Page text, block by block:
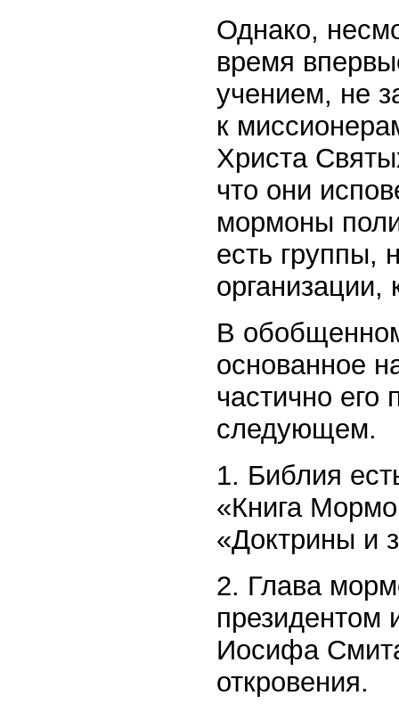
Однако,
время
учением, не
к
Христа
что они
мормоны
есть группы,
В
основанное
частично его
следующем.
1. Библия
«Книга
«Доктрины и
2. Глава
президентом
Иосифа
откровения.